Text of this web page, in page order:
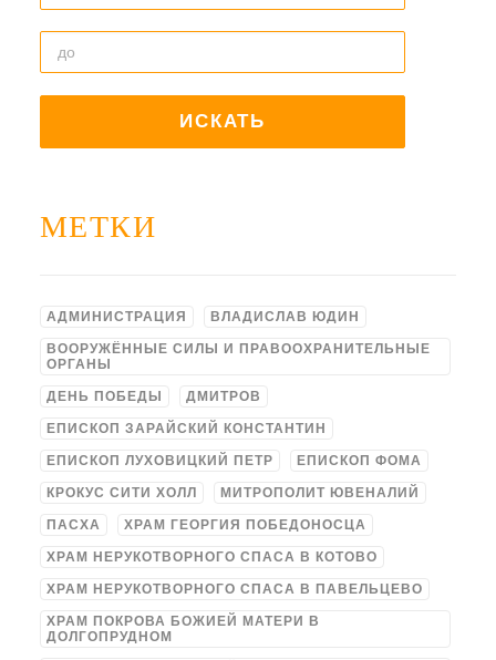
МЕТКИ
АДМИНИСТРАЦИЯ ВЛАДИСЛАВ ЮДИН
ВООРУЖЁННЫЕ СИЛЫ И ПРАВООХРАНИТЕЛЬНЫЕ
ОРГАНЫ
ДЕНЬ ПОБЕДЫ ДМИТРОВ
ЕПИСКОП ЗАРАЙСКИЙ КОНСТАНТИН
ЕПИСКОП ЛУХОВИЦКИЙ ПЕТР ЕПИСКОП ФОМА
КРОКУС СИТИ ХОЛЛ МИТРОПОЛИТ ЮВЕНАЛИЙ
ПАСХА ХРАМ ГЕОРГИЯ ПОБЕДОНОСЦА
ХРАМ НЕРУКОТВОРНОГО СПАСА В КОТОВО
ХРАМ НЕРУКОТВОРНОГО СПАСА В ПАВЕЛЬЦЕВО
ХРАМ ПОКРОВА БОЖИЕЙ МАТЕРИ В
ДОЛГОПРУДНОМ